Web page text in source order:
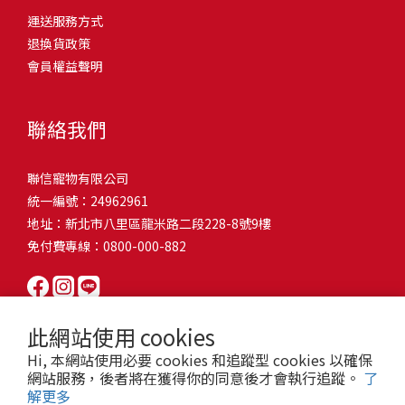
此網站使用 cookies
Hi, 本網站使用必要 cookies 和追蹤型 cookies 以確保
網站服務，後者將在獲得你的同意後才會執行追蹤。 了
解更多
和獨立能力。 幼犬訓練常見問題Q1: 幾個月大的幼犬最適合開始訓
練？A: 訓練可從幼犬到家首日開始（約8-10週大）。3-16週是社會
化黃金期，每次訓練控制在5-10分鐘內。Q2: 幼犬如廁訓練需要多久
屬啃咬玩具作替代品，發現不當啃咬時堅定說「不」，並引導至適
尿尿？A: 建立固定如廁時間表，成功時立即獎勵。限制活動範圍並
密切監督。意外發生時不責罵，使用專用除臭劑徹底清理。Q5: 幼犬
一直吠叫怎麼辦？A: 找出原因（尋求注意力、警戒、焦慮）。訓練
「安靜」指令，停止吠叫時獎勵。避免對吠叫作出反應，確保充分
向獎勵比懲罰更有效且健康。懲罰可能導致恐懼或攻擊行為，破壞
狗狗怎麼辦？A: 循序漸進社交化，從友善成犬開始。不強迫互動，
正面經驗後給予獎勵。考慮參加專業幼犬社交課程。Q8: 幼犬分離焦
慮要如何處理？A: 練習短暫分離，逐漸延長。離開和返家時保持低
調。提供能分散注意力的玩具，建立可預測的離家儀式。每隻幼犬
熱，水分流失快，腸道可能變得敏感，導致糞便變軟或拉稀。如果
換季時沒有適當調整環境，貓咪的腸胃就可能跟著「鬧脾氣」。冬
天注意保暖，提供暖墊、厚毯，避免冷風直吹。夏天補充水分，可
像是開冷氣又突然關掉，容易讓貓咪腸胃受影響。重點提醒：換季
時，記得關心貓咪的腸胃狀況，適當調整環境，幫助毛孩適應！ 貓
有血絲、異味特別重，那就要小心可能是 寄生蟲感染（如蛔蟲、鈎
蟲、球蟲）或腸胃炎、腸道疾病。這類情況會影響營養吸收，長期
下來甚至可能造成貓咪消瘦、免疫力下降。定期驅蟲（幼貓建議每
月一次，成貓每 3~6 個月一次）。觀察貓咪精神狀態，如果還伴隨
嘔吐、食慾下降，務必儘早就醫。重點提醒：如果貓咪拉肚子超過 2
天，或糞便異常，應立即帶去獸醫院檢查！ 貓咪拉肚子原因5. 情緒
壓力影響腸胃壓力不只影響人類，也會影響貓咪的腸胃！過度緊
張、焦慮、驚嚇（如煙火聲、大聲喧嘩），都可能讓貓咪拉肚子。
尤其是個性敏感的貓咪，對變化的適應力比較低，壓力一大，腸胃
就先「罷工」。減少壓力來源，盡量讓貓咪的作息固定。給貓咪陪
活中輕鬆改善看到滿屋子的貓毛是不是很抓狂？別擔心！其實只要
透過一些簡單的日常照護方式，就能有效減少貓咪掉毛情況。從梳
毛、洗澡到增加互動和營養調整，這些小撇步不僅能幫助貓咪維持
行動吧！ 預防貓掉毛方法1：勤勞梳毛養貓必備神器就是各種梳子
啦！勤勞梳毛是最直接有效的掉毛控制方法。定期梳理可以幫貓咪
髮打結和皮膚問題。建議週期：短毛貓每週梳1-2次，長毛貓則建議
2-3天梳一次。挑選合適的梳具也很重要，可以準備橡膠刷、鬃毛刷
或專用脫毛梳，依照毛質選擇。記得將梳毛變成愉快的日常儀式，
不僅能增加你們的互動時間，也讓貓咪享受被梳理的舒適感！預防
貓掉毛方法2：定期洗澡「貓咪會自己清潔，不需要洗澡」這個想法
其實不完全正確哦！適當的洗澡能幫助貓咪清除死毛和皮屑，減少
澡頻率不宜過高，一般室內貓咪1-3個月洗一次就足夠，過度洗澡反
而會造成皮膚乾燥。選擇專為貓咪設計的溫和洗毛精，洗後一定要
完全吹乾，避免濕毛造成皮膚問題。如果貓咪特別害怕洗澡，可以
的紙箱。建議一開始可以購買單價較低的入門款，觀察一下貓咪的
使用狀況，再考慮購買「豪宅」！ 項目費用用品貓碗$300貓窩
$500貓跳台$1,500貓砂盆$500貓抓板$300外出籠$1,000一次性養貓
咪是非常需要安全感的動物，可以準備一個專屬他的「寶座」，當
花費3：貓跳台貓咪雖然不需要外出進行放電，但在家中還是需要擺
放高度適合的貓跳台提供貓咪玩耍，貓跳台與貓窩相同，能給予貓
咪對於環境的安全感。一次性養貓用品相關花費4：貓砂盆貓咪排泄
用品，可選擇合適貓咪體型大小，不宜過小。一次性養貓用品相關
想，需要準備一個能夠讓牠們放肆磨爪的貓抓板。一次性養貓用品
時，外出籠就非常重要，平常也可以適度讓貓咪適應外出籠，避免
緊急情況時，貓咪過度抗拒。總結來說貓咪在健康及用品的一次性
費用大約落在 $ 7900~ $ 11600不等。雖說金額看起來不少，但以上
運送服務方式
退換貨政策
會員權益聲明
聯絡我們
聯信寵物有限公司
統一編號：24962961
地址：新北市八里區龍米路二段228-8號9樓
免付費專線：0800-000-882